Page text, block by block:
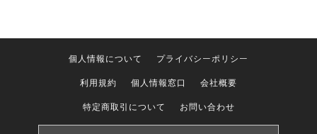
個人情報について
プライバシーポリシー
利用規約
個人情報窓口
会社概要
特定商取引について
お問い合わせ